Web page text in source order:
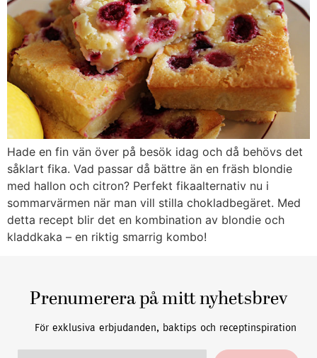
Hade en fin vän över på besök idag och då behövs det
såklart fika. Vad passar då bättre än en fräsh blondie
med hallon och citron? Perfekt fikaalternativ nu i
sommarvärmen när man vill stilla chokladbegäret. Med
detta recept blir det en kombination av blondie och
kladdkaka – en riktig smarrig kombo!
Prenumerera på mitt nyhetsbrev
För exklusiva erbjudanden, baktips och receptinspiration